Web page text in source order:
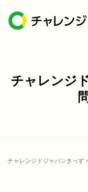
チャレンジ
チャレンジドジャパンきっず >